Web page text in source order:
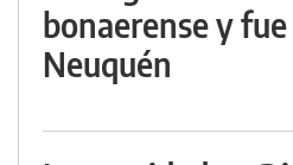
bonaerense y
Neuquén